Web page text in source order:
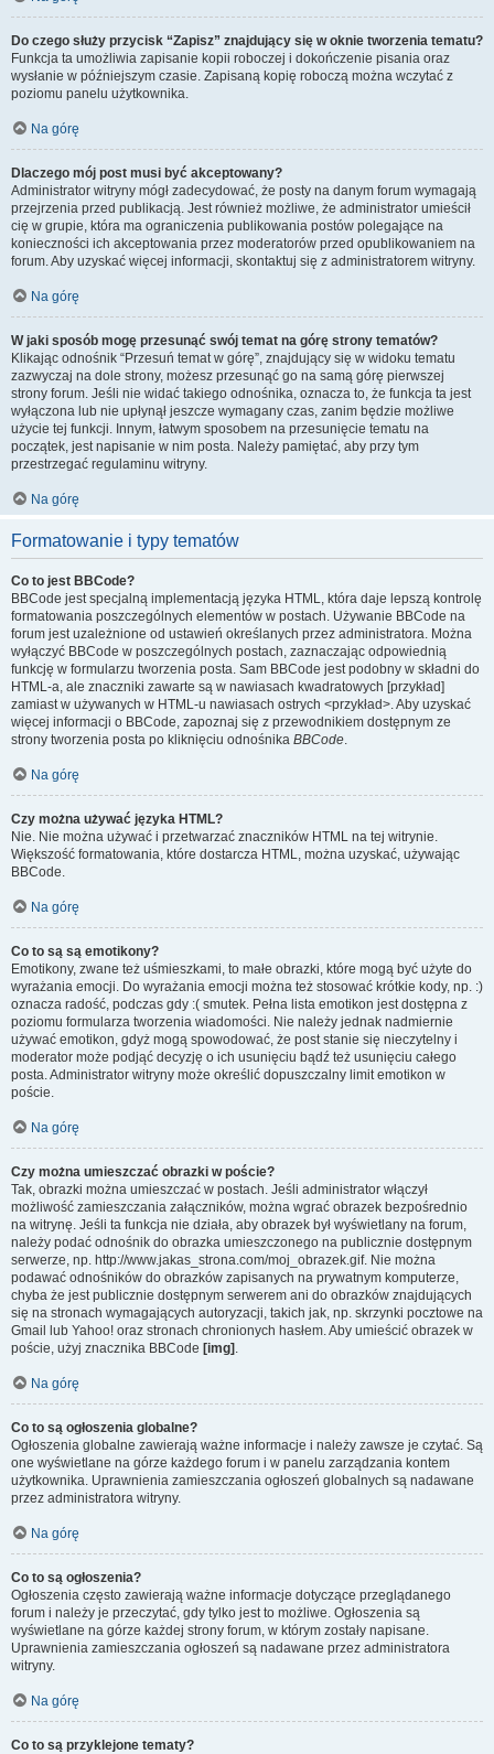
Do czego służy przycisk “Zapisz” znajdujący się w oknie tworzenia tematu?
Funkcja ta umożliwia zapisanie kopii roboczej i dokończenie pisania oraz
wysłanie w późniejszym czasie. Zapisaną kopię roboczą można wczytać z
poziomu panelu użytkownika.
Na górę
Dlaczego mój post musi być akceptowany?
Administrator witryny mógł zadecydować, że posty na danym forum wymagają
przejrzenia przed publikacją. Jest również możliwe, że administrator umieścił
cię w grupie, która ma ograniczenia publikowania postów polegające na
konieczności ich akceptowania przez moderatorów przed opublikowaniem na
forum. Aby uzyskać więcej informacji, skontaktuj się z administratorem witryny.
Na górę
W jaki sposób mogę przesunąć swój temat na górę strony tematów?
Klikając odnośnik “Przesuń temat w górę”, znajdujący się w widoku tematu
zazwyczaj na dole strony, możesz przesunąć go na samą górę pierwszej
strony forum. Jeśli nie widać takiego odnośnika, oznacza to, że funkcja ta jest
wyłączona lub nie upłynął jeszcze wymagany czas, zanim będzie możliwe
użycie tej funkcji. Innym, łatwym sposobem na przesunięcie tematu na
początek, jest napisanie w nim posta. Należy pamiętać, aby przy tym
przestrzegać regulaminu witryny.
Na górę
Formatowanie i typy tematów
Co to jest BBCode?
BBCode jest specjalną implementacją języka HTML, która daje lepszą kontrolę
formatowania poszczególnych elementów w postach. Używanie BBCode na
forum jest uzależnione od ustawień określanych przez administratora. Można
wyłączyć BBCode w poszczególnych postach, zaznaczając odpowiednią
funkcję w formularzu tworzenia posta. Sam BBCode jest podobny w składni do
HTML-a, ale znaczniki zawarte są w nawiasach kwadratowych [przykład]
zamiast w używanych w HTML-u nawiasach ostrych <przykład>. Aby uzyskać
więcej informacji o BBCode, zapoznaj się z przewodnikiem dostępnym ze
strony tworzenia posta po kliknięciu odnośnika BBCode.
Na górę
Czy można używać języka HTML?
Nie. Nie można używać i przetwarzać znaczników HTML na tej witrynie.
Większość formatowania, które dostarcza HTML, można uzyskać, używając
BBCode.
Na górę
Co to są są emotikony?
Emotikony, zwane też uśmieszkami, to małe obrazki, które mogą być użyte do
wyrażania emocji. Do wyrażania emocji można też stosować krótkie kody, np. :)
oznacza radość, podczas gdy :( smutek. Pełna lista emotikon jest dostępna z
poziomu formularza tworzenia wiadomości. Nie należy jednak nadmiernie
używać emotikon, gdyż mogą spowodować, że post stanie się nieczytelny i
moderator może podjąć decyzję o ich usunięciu bądź też usunięciu całego
posta. Administrator witryny może określić dopuszczalny limit emotikon w
poście.
Na górę
Czy można umieszczać obrazki w poście?
Tak, obrazki można umieszczać w postach. Jeśli administrator włączył
możliwość zamieszczania załączników, można wgrać obrazek bezpośrednio
na witrynę. Jeśli ta funkcja nie działa, aby obrazek był wyświetlany na forum,
należy podać odnośnik do obrazka umieszczonego na publicznie dostępnym
serwerze, np. http://www.jakas_strona.com/moj_obrazek.gif. Nie można
podawać odnośników do obrazków zapisanych na prywatnym komputerze,
chyba że jest publicznie dostępnym serwerem ani do obrazków znajdujących
się na stronach wymagających autoryzacji, takich jak, np. skrzynki pocztowe na
Gmail lub Yahoo! oraz stronach chronionych hasłem. Aby umieścić obrazek w
poście, użyj znacznika BBCode [img] .
Na górę
Co to są ogłoszenia globalne?
Ogłoszenia globalne zawierają ważne informacje i należy zawsze je czytać. Są
one wyświetlane na górze każdego forum i w panelu zarządzania kontem
użytkownika. Uprawnienia zamieszczania ogłoszeń globalnych są nadawane
przez administratora witryny.
Na górę
Co to są ogłoszenia?
Ogłoszenia często zawierają ważne informacje dotyczące przeglądanego
forum i należy je przeczytać, gdy tylko jest to możliwe. Ogłoszenia są
wyświetlane na górze każdej strony forum, w którym zostały napisane.
Uprawnienia zamieszczania ogłoszeń są nadawane przez administratora
witryny.
Na górę
Co to są przyklejone tematy?